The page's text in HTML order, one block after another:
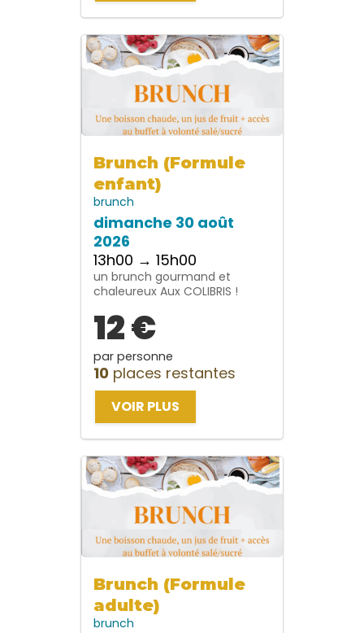
Brunch (Formule
enfant)
brunch
dimanche 30 août
2026
13h00 → 15h00
un brunch gourmand et
chaleureux Aux COLIBRIS !
12 €
par personne
10 places restantes
VOIR PLUS
Brunch (Formule
adulte)
brunch